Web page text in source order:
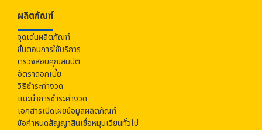
ผลิตภัณฑ์
จุดเด่นผลิตภัณฑ์
ขั้นตอนการใช้บริการ
ตรวจสอบคุณสมบัติ
อัตราดอกเบี้ย
วิธีชำระค่างวด
แนะนำการชำระค่างวด
เอกสารเปิดเผยข้อมูลผลิตภัณฑ์
ข้อกำหนดสัญญาสินเชื่อหมุนเวียนทั่วไป